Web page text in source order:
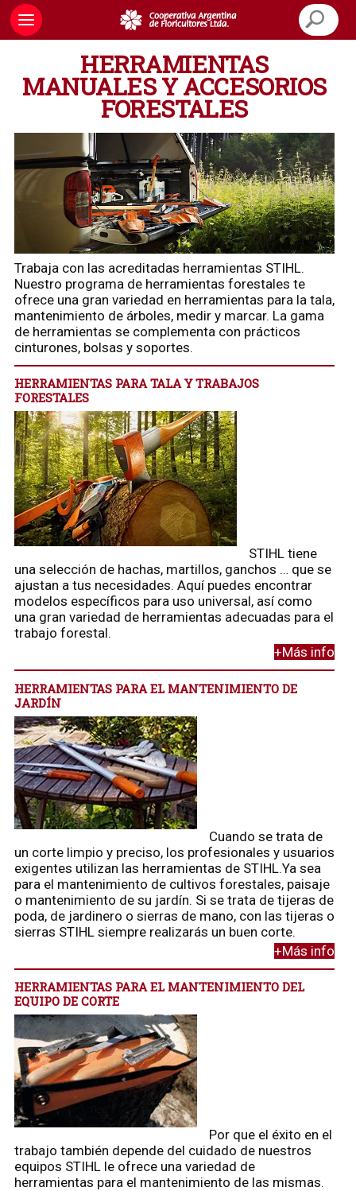
HERRAMIENTAS
MANUALES Y ACCESORIOS
FORESTALES
Trabaja con las acreditadas herramientas STIHL.
Nuestro programa de herramientas forestales te
ofrece una gran variedad en herramientas para la tala,
mantenimiento de árboles, medir y marcar. La gama
de herramientas se complementa con prácticos
cinturones, bolsas y soportes.
HERRAMIENTAS PARA TALA Y TRABAJOS
FORESTALES
STIHL tiene
una selección de hachas, martillos, ganchos … que se
ajustan a tus necesidades. Aquí puedes encontrar
modelos específicos para uso universal, así como
una gran variedad de herramientas adecuadas para el
trabajo forestal.
+Más info
HERRAMIENTAS PARA EL MANTENIMIENTO DE
JARDÍN
Cuando se trata de
un corte limpio y preciso, los profesionales y usuarios
exigentes utilizan las herramientas de STIHL.Ya sea
para el mantenimiento de cultivos forestales, paisaje
o mantenimiento de su jardín. Si se trata de tijeras de
poda, de jardinero o sierras de mano, con las tijeras o
sierras STIHL siempre realizarás un buen corte.
+Más info
HERRAMIENTAS PARA EL MANTENIMIENTO DEL
EQUIPO DE CORTE
Por que el éxito en el
trabajo también depende del cuidado de nuestros
equipos STIHL le ofrece una variedad de
herramientas para el mantenimiento de las mismas.